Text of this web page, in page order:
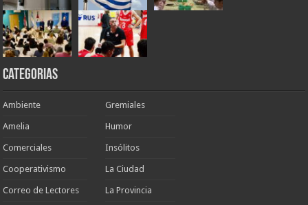
Categorias
Ambiente
Amelia
Comerciales
Cooperativismo
Correo de Lectores
Gremiales
Humor
Insólitos
La Ciudad
La Provincia